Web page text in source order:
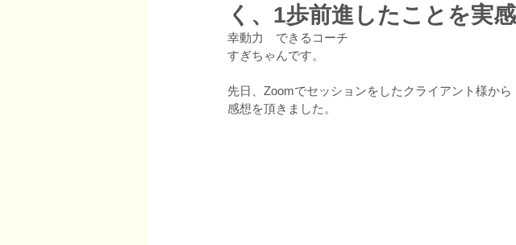
く、1歩前進したことを実
幸動力　できるコーチ
すぎちゃんです。
先日、Zoomでセッションをしたクライアント様から
感想を頂きました。